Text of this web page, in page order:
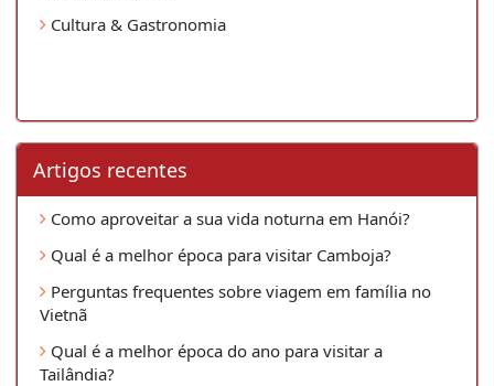
Cultura & Gastronomia
Artigos recentes
Como aproveitar a sua vida noturna em Hanói?
Qual é a melhor época para visitar Camboja?
Perguntas frequentes sobre viagem em família no
Vietnã
Qual é a melhor época do ano para visitar a
Tailândia?